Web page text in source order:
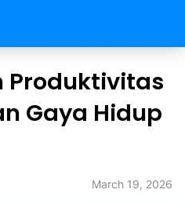
Produktivitas
Gaya Hidup
March 19, 2026